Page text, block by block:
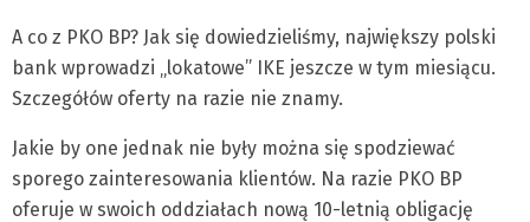
A co z PKO BP? Jak się dowiedzieliśmy, największy polski
bank wprowadzi „lokatowe” IKE jeszcze w tym miesiącu.
Szczegółów oferty na razie nie znamy.
Jakie by one jednak nie były można się spodziewać
sporego zainteresowania klientów. Na razie PKO BP
oferuje w swoich oddziałach nową 10-letnią obligację